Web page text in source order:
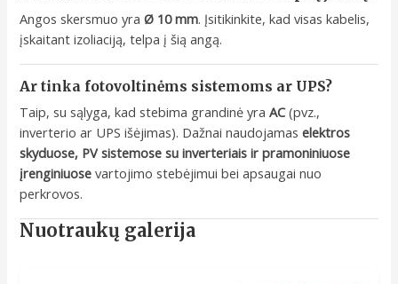
Angos skersmuo yraØ 10 mm. Įsitikinkite, kad visas kabelis,
įskaitant izoliaciją, telpa į šią angą.
Ar tinka fotovoltinėms sistemoms ar UPS?
Taip, su sąlyga, kad stebima grandinė yraAC(pvz.,
inverterio ar UPS išėjimas). Dažnai naudojamaselektros
skyduose, PV sistemose su inverteriais ir pramoniniuose
įrenginiuose vartojimo stebėjimui bei apsaugai nuo
perkrovos.
Nuotraukų galerija